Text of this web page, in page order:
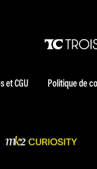
et CGU Politique de